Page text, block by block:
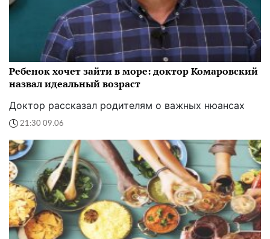
Ребенок хочет зайти в море: доктор Комаровский
назвал идеальный возраст
Доктор рассказал родителям о важных нюансах
21:30 09.06